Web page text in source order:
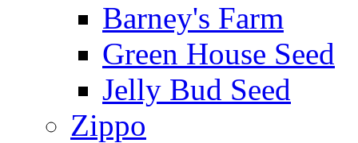
Barney's Farm
Green House Seed
Jelly Bud Seed
Zippo